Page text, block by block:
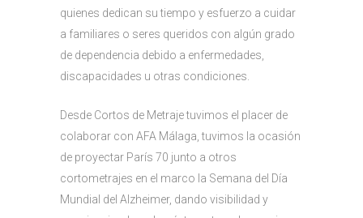
quienes dedican su tiempo y esfuerzo a cuidar
a familiares o seres queridos con algún grado
de dependencia debido a enfermedades,
discapacidades u otras condiciones.
Desde Cortos de Metraje tuvimos el placer de
colaborar con AFA Málaga, tuvimos la ocasión
de proyectar París 70 junto a otros
cortometrajes en el marco la Semana del Día
Mundial del Alzheimer, dando visibilidad y